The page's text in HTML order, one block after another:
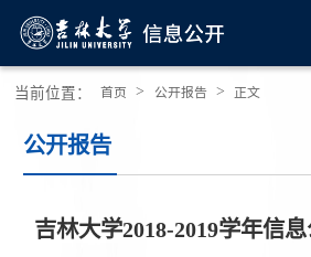
当前位置： 首页 > 公开报告 > 正文
公开报告
吉林大学2018-2019学年信